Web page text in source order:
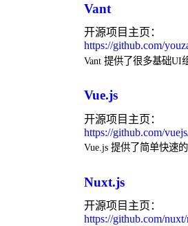
Vant
开源项目主页：
https://github.com/
Vant 提供了很多基础UI
Vue.js
开源项目主页：
https://github.com/
Vue.js 提供了简单快速
Nuxt.js
开源项目主页：
https://github.com/